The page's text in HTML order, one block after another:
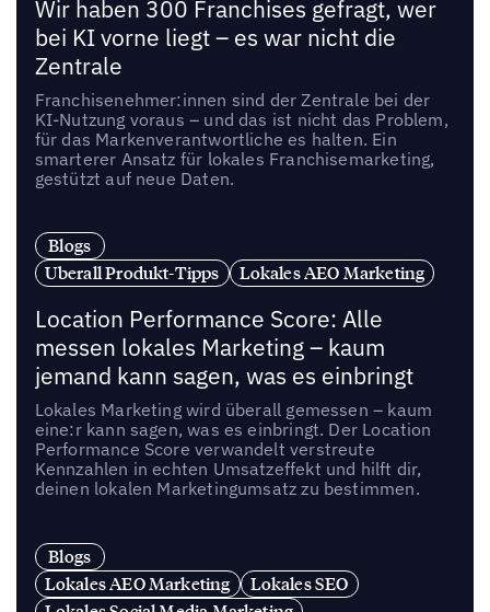
Wir haben 300 Franchises gefragt, wer
bei KI vorne liegt – es war nicht die
Zentrale
Franchisenehmer:innen sind der Zentrale bei der
KI-Nutzung voraus – und das ist nicht das Problem,
für das Markenverantwortliche es halten. Ein
smarterer Ansatz für lokales Franchisemarketing,
gestützt auf neue Daten.
Blogs
Uberall Produkt-Tipps
Lokales AEO Marketing
Location Performance Score: Alle
messen lokales Marketing – kaum
jemand kann sagen, was es einbringt
Lokales Marketing wird überall gemessen – kaum
eine:r kann sagen, was es einbringt. Der Location
Performance Score verwandelt verstreute
Kennzahlen in echten Umsatzeffekt und hilft dir,
deinen lokalen Marketingumsatz zu bestimmen.
Blogs
Lokales AEO Marketing
Lokales SEO